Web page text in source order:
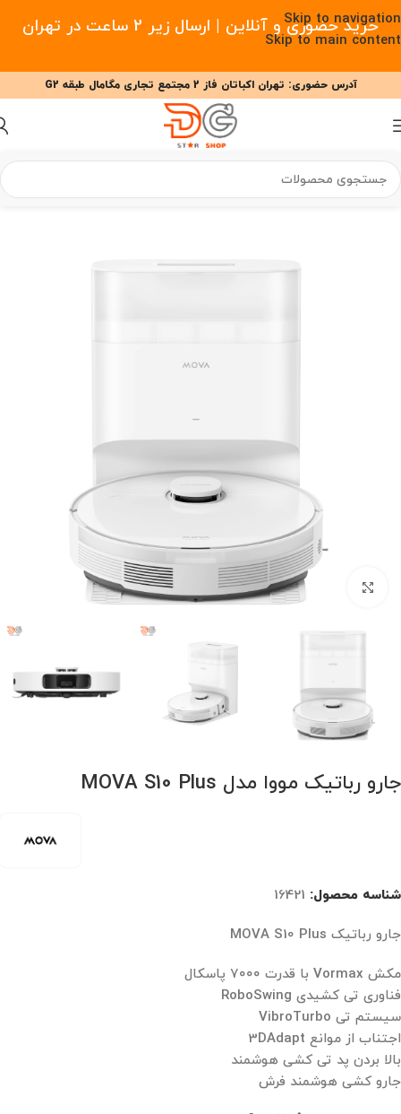
Skip to navigation
Skip to main content
خرید حضوری و آنلاین | ارسال زیر 2 ساعت در تهران
09377477910 - 09127708341 علیزاده
آدرس حضوری: تهران اکباتان فاز 2 مجتمع تجاری مگامال طبقه G2
خانه/خانه هوشمند/جارو رباتیک/جارو رباتیک مووا
برای بزرگنمایی کلیک کنید
جارو رباتیک مووا مدل MOVA S10 Plus
شناسه محصول: 16421
جارو رباتیک MOVA S10 Plus
مکش Vormax با قدرت ۷۰۰۰ پاسکال
فناوری تی کشیدی RoboSwing
سیستم تی VibroTurbo
اجتناب از موانع 3DAdapt
بالا بردن پد تی کشی هوشمند
جارو کشی هوشمند فرش